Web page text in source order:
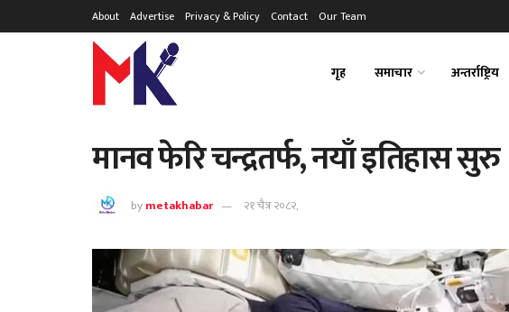
About Advertise Privacy & Policy Contact Our Team
गृह समाचार अन्तर्राष्ट्रिय
मानव फेरि चन्द्रतर्फ, नयाँ इतिहास सुरु
bymetakhabar २१ चैत्र २०८२,